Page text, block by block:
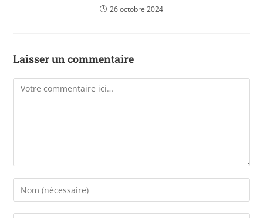
26 octobre 2024
Laisser un commentaire